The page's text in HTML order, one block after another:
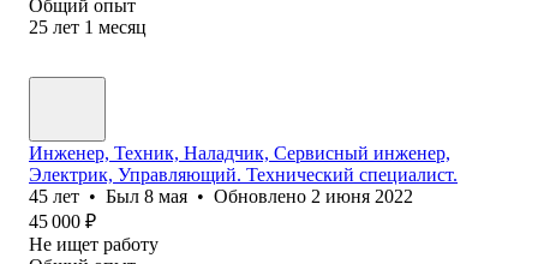
Общий опыт
25 лет 1 месяц
Инженер, Техник, Наладчик, Сервисный инженер,
Электрик, Управляющий. Технический специалист.
45 лет • Был 8 мая • Обновлено 2 июня 2022
45 000 ₽
Не ищет работу